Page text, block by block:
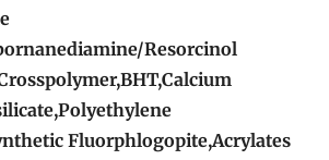
Resorcinol
Fluorphlogopite,Acrylates